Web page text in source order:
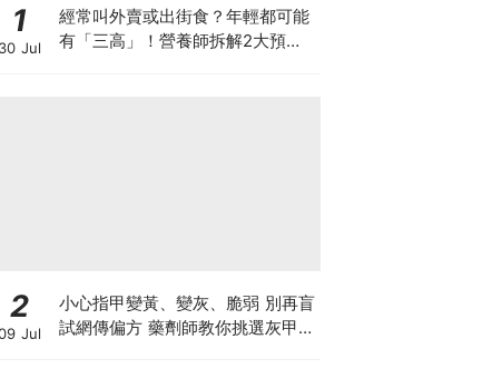
1
30 Jul
經常叫外賣或出街食？年輕都可能
有「三高」！營養師拆解2大預防
2
Jul
小心指甲變黃、變灰、脆弱 別再盲
試網傳偏方 藥劑師教你挑選灰甲產